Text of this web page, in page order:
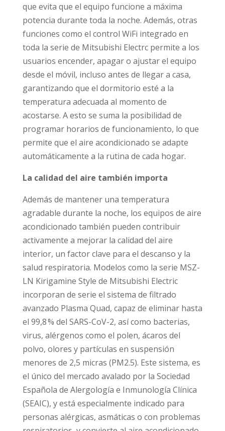
que evita que el equipo funcione a máxima
potencia durante toda la noche. Además, otras
funciones como el control WiFi integrado en
toda la serie de Mitsubishi Electrc permite a los
usuarios encender, apagar o ajustar el equipo
desde el móvil, incluso antes de llegar a casa,
garantizando que el dormitorio esté a la
temperatura adecuada al momento de
acostarse. A esto se suma la posibilidad de
programar horarios de funcionamiento, lo que
permite que el aire acondicionado se adapte
automáticamente a la rutina de cada hogar.
La calidad del aire también importa
Además de mantener una temperatura
agradable durante la noche, los equipos de aire
acondicionado también pueden contribuir
activamente a mejorar la calidad del aire
interior, un factor clave para el descanso y la
salud respiratoria. Modelos como la serie MSZ-
LN Kirigamine Style de Mitsubishi Electric
incorporan de serie el sistema de filtrado
avanzado Plasma Quad, capaz de eliminar hasta
el 99,8 % del SARS-CoV-2, así como bacterias,
virus, alérgenos como el polen, ácaros del
polvo, olores y partículas en suspensión
menores de 2,5 micras (PM2.5). Este sistema, es
el único del mercado avalado por la Sociedad
Española de Alergología e Inmunología Clínica
(SEAIC), y está especialmente indicado para
personas alérgicas, asmáticas o con problemas